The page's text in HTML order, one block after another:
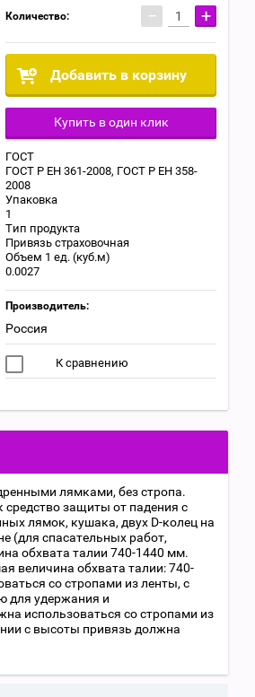
Количество: − +
Добавить в корзину
Купить в один клик
ГОСТ
ГОСТ Р ЕН 361-2008, ГОСТ Р ЕН 358-
2008
Упаковка
1
Тип продукта
Привязь страховочная
Объем 1 ед. (куб.м)
0.0027
Производитель:
Россия
К сравнению
лямками, без стропа.
средство защиты от падения с
лямок, кушака, двух D-колец на
(для спасательных работ,
обхвата талии 740-1440 мм.
величина обхвата талии: 740-
со стропами из ленты, с
для удержания и
использоваться со стропами из
с высоты привязь должна